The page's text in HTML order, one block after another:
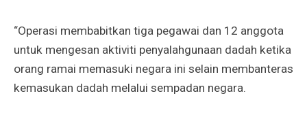
“Operasi membabitkan tiga pegawai dan 12 anggota
untuk mengesan aktiviti penyalahgunaan dadah ketika
orang ramai memasuki negara ini selain membanteras
kemasukan dadah melalui sempadan negara.